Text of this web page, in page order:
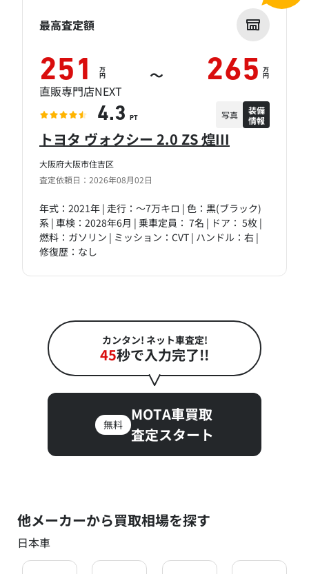
大阪府大阪市住吉区
査定依頼日：2026年08月02日
トヨタ ヴォクシー 2.0 ZS 煌III
年式：2021年 | 走行：～7万キロ | 色：黒(ブラック)
系 | 車検：2028年6月 | 乗車定員： 7名 | ドア： 5枚 |
燃料：ガソリン | ミッション：CVT | ハンドル：右 |
修復歴：なし
最高査定額
251 万
円 ～ 265 万
円
直販専門店NEXT
4.3 PT 写真
装備
情報
カンタン! ネット車査定!
45秒で入力完了!!
無料
MOTA車買取
査定スタート
他メーカーから買取相場を探す
日本車